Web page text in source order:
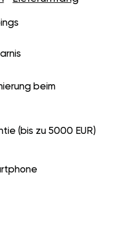
beim
(bis zu 5000 EUR)